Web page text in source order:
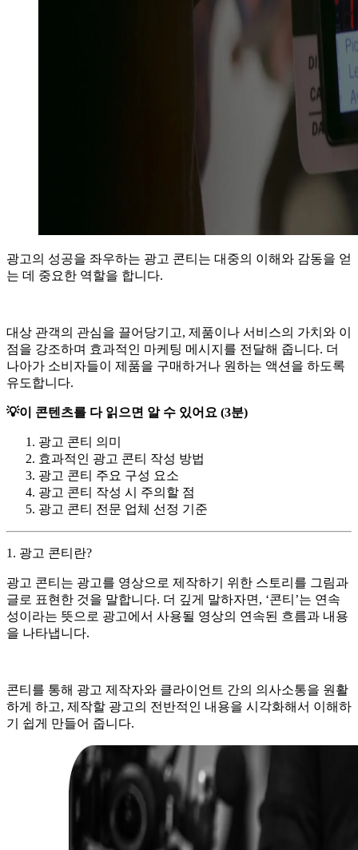
광고의 성공을 좌우하는 광고 콘티는 대중의 이해와 감동을 얻
는 데 중요한 역할을 합니다.
대상 관객의 관심을 끌어당기고, 제품이나 서비스의 가치와 이
점을 강조하며 효과적인 마케팅 메시지를 전달해 줍니다. 더
나아가 소비자들이 제품을 구매하거나 원하는 액션을 하도록
유도합니다.
💡이 콘텐츠를 다 읽으면 알 수 있어요 (3분)
광고 콘티 의미
효과적인 광고 콘티 작성 방법
광고 콘티 주요 구성 요소
광고 콘티 작성 시 주의할 점
광고 콘티 전문 업체 선정 기준
1. 광고 콘티란?
광고 콘티는 광고를 영상으로 제작하기 위한 스토리를 그림과
글로 표현한 것을 말합니다. 더 깊게 말하자면, ‘콘티’는 연속
성이라는 뜻으로 광고에서 사용될 영상의 연속된 흐름과 내용
을 나타냅니다.
콘티를 통해 광고 제작자와 클라이언트 간의 의사소통을 원활
하게 하고, 제작할 광고의 전반적인 내용을 시각화해서 이해하
기 쉽게 만들어 줍니다.